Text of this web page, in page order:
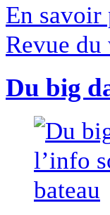
En savoir
Revue du
Du big